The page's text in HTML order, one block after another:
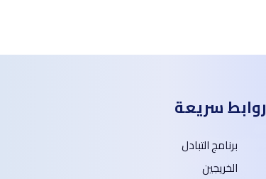
روابط سريعة
برنامج التبادل
الخريجين